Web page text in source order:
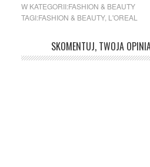
W KATEGORII:FASHION & BEAUTY
TAGI:FASHION & BEAUTY, L'OREAL
SKOMENTUJ, TWOJA